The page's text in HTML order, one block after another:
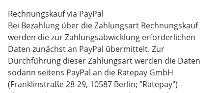
Rechnungskauf via PayPal
Bei Bezahlung über die Zahlungsart Rechnungskauf
werden die zur Zahlungsabwicklung erforderlichen
Daten zunächst an PayPal übermittelt. Zur
Durchführung dieser Zahlungsart werden die Daten
sodann seitens PayPal an die Ratepay GmbH
(Franklinstraße 28-29, 10587 Berlin; "Ratepay")